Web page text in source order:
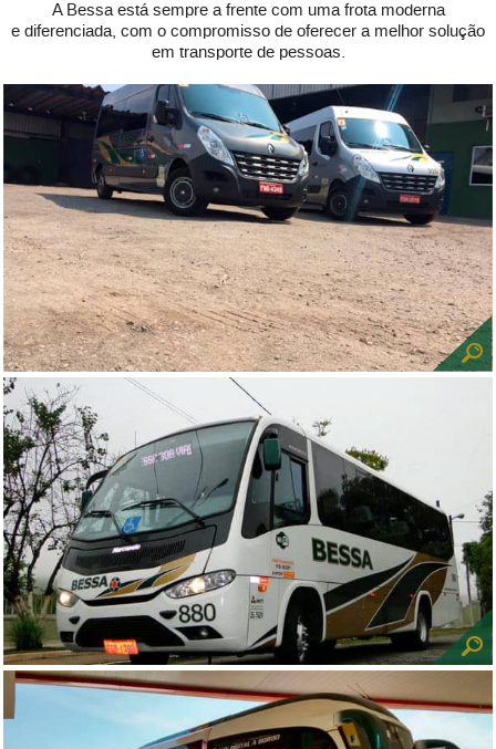
A Bessa está sempre a frente com uma frota moderna
e diferenciada, com o compromisso de oferecer a melhor solução
em transporte de pessoas.